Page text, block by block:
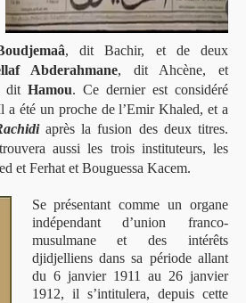
, dit Bachir, et de deux
Abderahmane, dit Ahcène, et
dit Hamou. Ce dernier est considéré
a été un proche de l’Emir Khaled, et a
après la fusion des deux titres.
aussi les trois instituteurs, les
et Ferhat et Bouguessa Kacem.
Se présentant comme un organe
indépendant d’union franco-
musulmane et des intérêts
djidjelliens dans sa période allant
du 6 janvier 1911 au 26 janvier
1912, il s’intitulera, depuis cette